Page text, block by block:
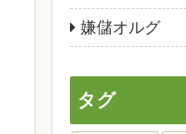
嫌儲オルグ
タグ